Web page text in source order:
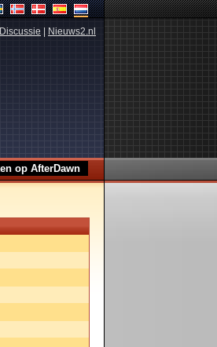
Discussie Nieuws2.nl